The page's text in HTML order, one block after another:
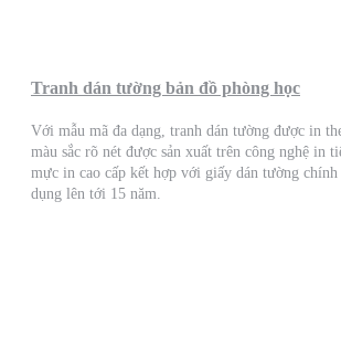
Tranh dán tường bản đồ phòng học
Với mẫu mã đa dạng, tranh dán tường được in
màu sắc rõ nét được sản xuất trên công nghệ in
mực in cao cấp kết hợp với giấy dán tường
dụng lên tới 15 năm.